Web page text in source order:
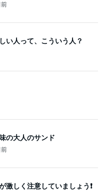
い人って、こういう人？
の大人のサンド
前
しく注意していましょう❗️